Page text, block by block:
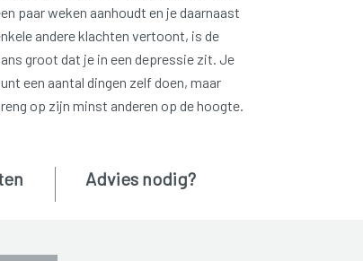
paar weken aanhoudt en je daarnaast
andere klachten vertoont, is de
groot dat je in een depressie zit. Je
een aantal dingen zelf doen, maar
op zijn minst anderen op de hoogte.
Advies nodig?